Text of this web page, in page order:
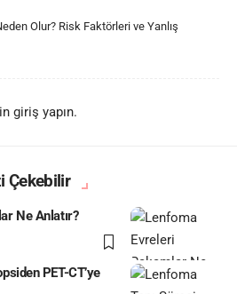
Olur? Risk Faktörleri ve Yanlış
giriş yapın.
Çekebilir
Ne Anlatır?
PET-CT’ye